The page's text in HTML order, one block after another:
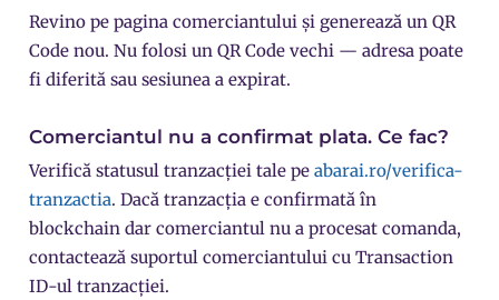
Revino pe pagina comerciantului și generează un QR
Code nou. Nu folosi un QR Code vechi — adresa poate
fi diferită sau sesiunea a expirat.
Comerciantul nu a confirmat plata. Ce fac?
Verifică statusul tranzacției tale pe abarai.ro/verifica-
tranzactia. Dacă tranzacția e confirmată în
blockchain dar comerciantul nu a procesat comanda,
contactează suportul comerciantului cu Transaction
ID-ul tranzacției.